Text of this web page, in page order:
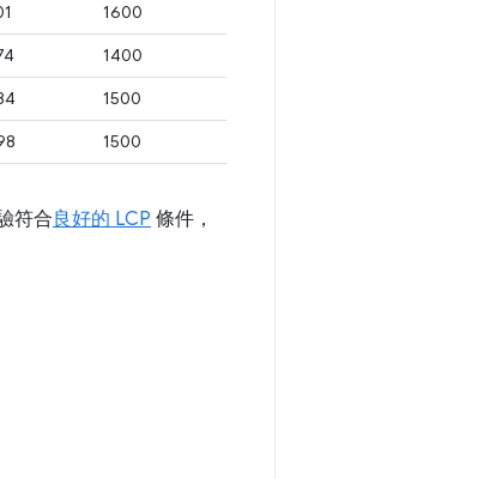
1600
1400
1500
1500
符合良好的 LCP 條件，